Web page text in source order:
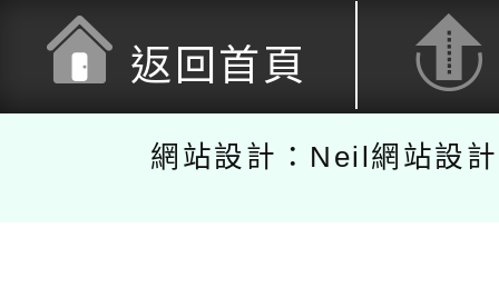
返回首頁
網站設計：Neil網站設